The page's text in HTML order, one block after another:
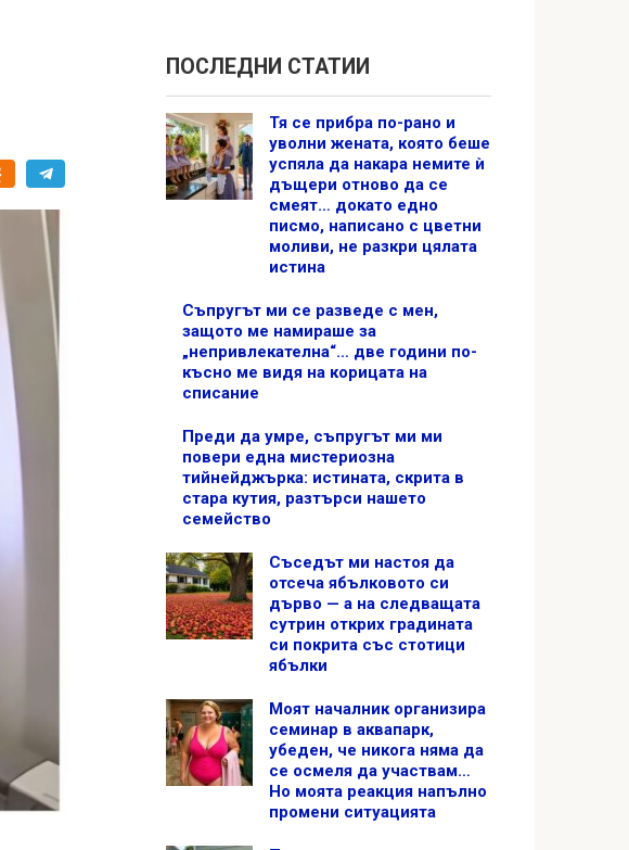
ПОСЛЕДНИ СТАТИИ
Тя се прибра по-рано и
уволни жената, която беше
успяла да накара немите ѝ
дъщери отново да се
смеят… докато едно
писмо, написано с цветни
моливи, не разкри цялата
истина
Съпругът ми се разведе с мен,
защото ме намираше за
„непривлекателна“… две години по-
късно ме видя на корицата на
списание
Преди да умре, съпругът ми ми
повери една мистериозна
тийнейджърка: истината, скрита в
стара кутия, разтърси нашето
семейство
Съседът ми настоя да
отсеча ябълковото си
дърво — а на следващата
сутрин открих градината
си покрита със стотици
ябълки
Моят началник организира
семинар в аквапарк,
убеден, че никога няма да
се осмеля да участвам…
Но моята реакция напълно
промени ситуацията